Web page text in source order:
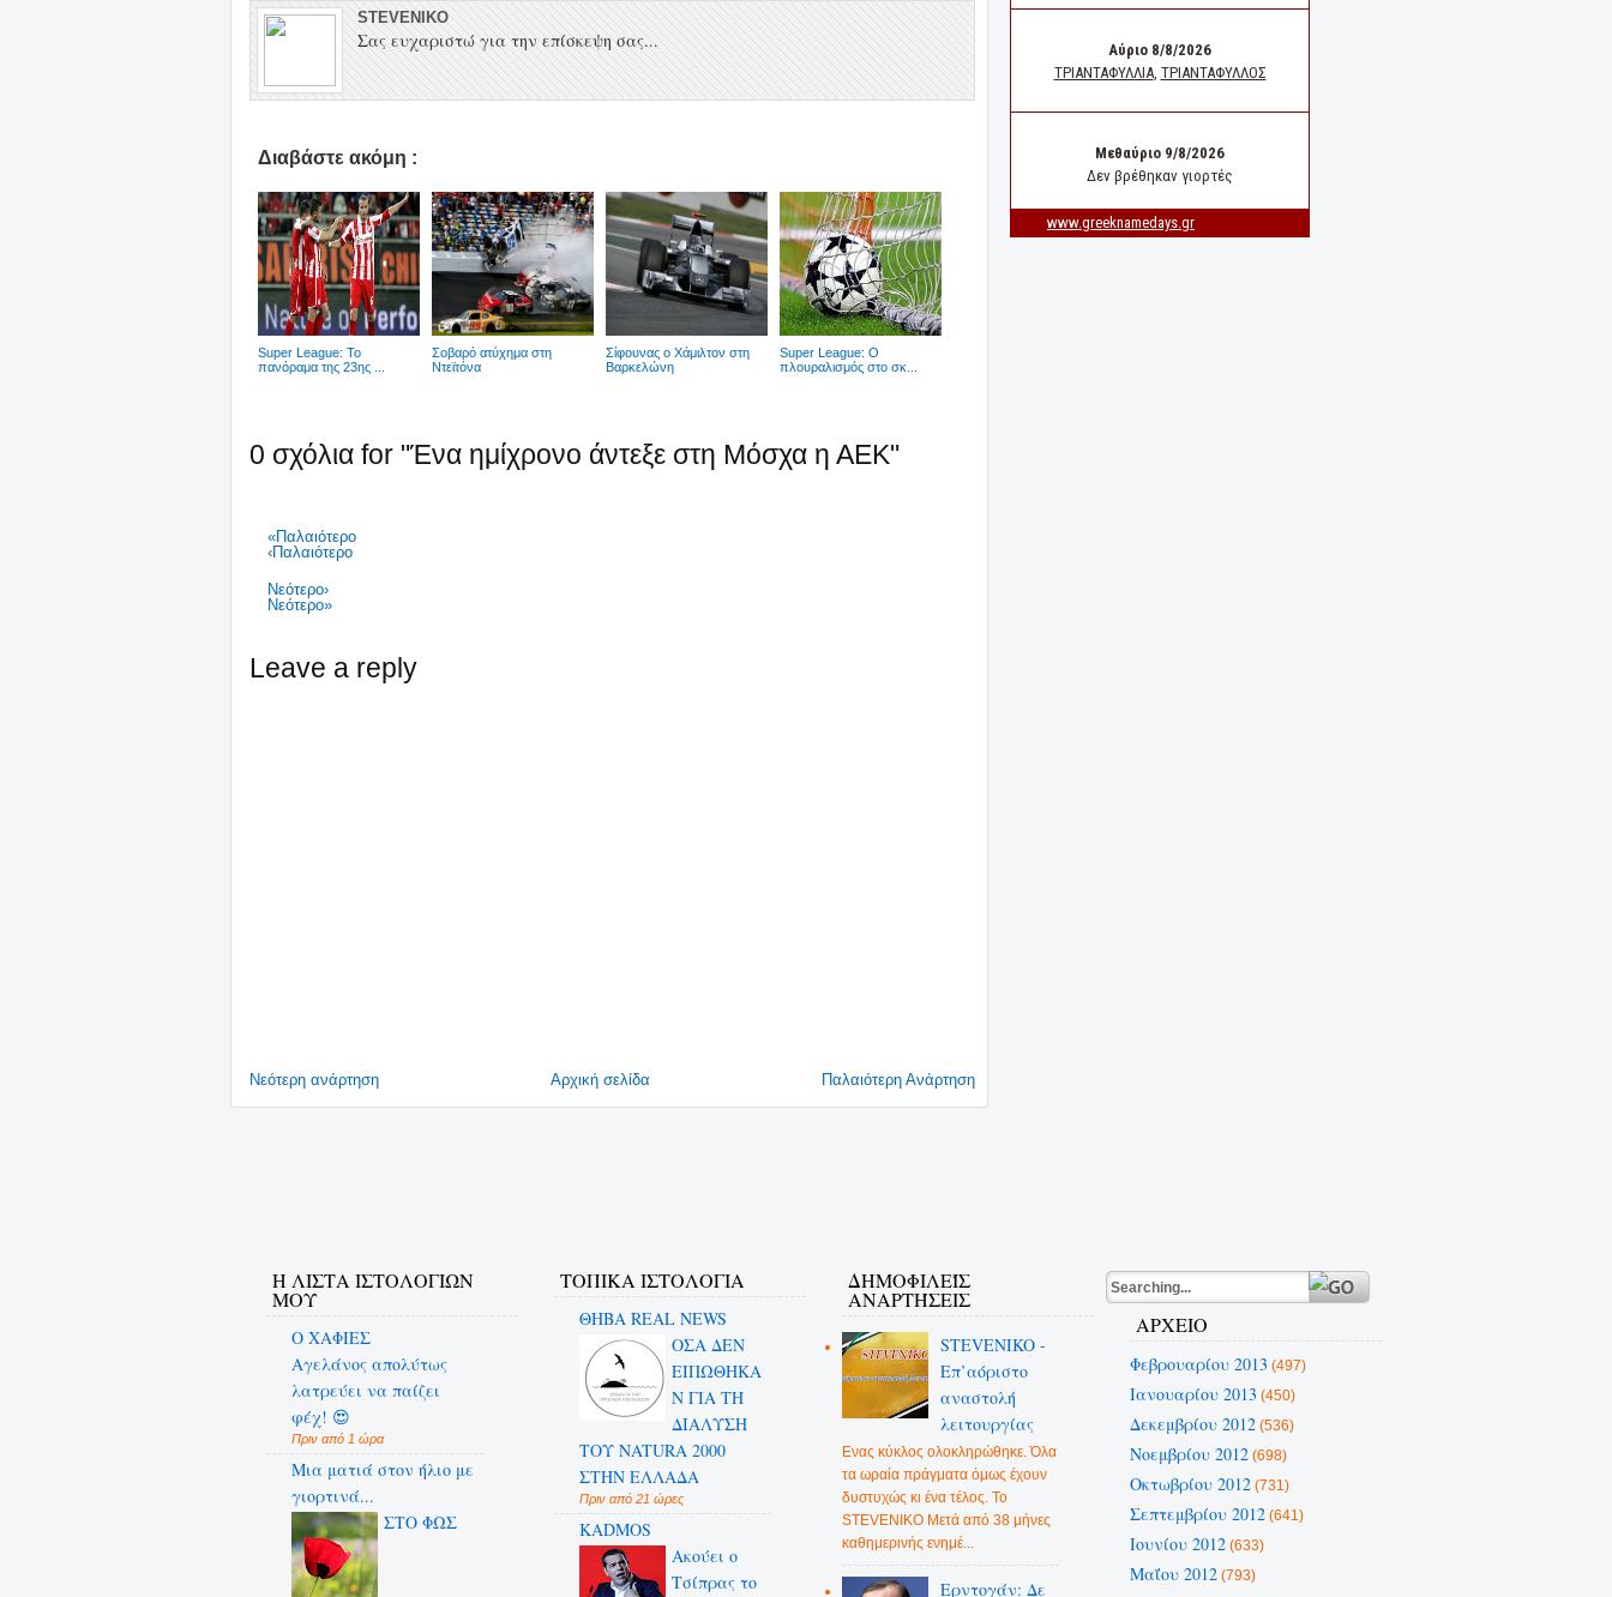
STEVENIKO
Σας ευχαριστώ για την επίσκεψη σας...
Διαβάστε ακόμη :
Super League: Το
πανόραμα της 23ης ...
Σοβαρό ατύχημα στη
Ντεϊτόνα
Σίφουνας ο Χάμιλτον στη
Βαρκελώνη
Super League: Ο
πλουραλισμός στο σκ...
0 σχόλια for "Ένα ημίχρονο άντεξε στη Μόσχα η ΑΕΚ"
«Παλαιότερο
‹Παλαιότερο
Νεότερο›
Νεότερο»
Leave a reply
Νεότερη ανάρτηση Παλαιότερη Ανάρτηση
Αρχική σελίδα
Η ΛΙΣΤΑ ΙΣΤΟΛΟΓΙΩΝ
ΜΟΥ
Ο ΧΑΦΙΕΣ
Αγελάνος απολύτως
λατρεύει να παίζει
φέχ! 😍
Πριν από 1 ώρα
Μια ματιά στον ήλιο με
γιορτινά...
ΣΤΟ ΦΩΣ
ΤΟΠΙΚΑ ΙΣΤΟΛΟΓΙΑ
ΘΗΒΑ REAL NEWS
ΟΣΑ ΔΕN
ΕΙΠΩΘΗΚΑ
Ν ΓΙΑ ΤΗ
ΔΙΑΛΥΣΗ
ΤΟΥ NATURA 2000
ΣΤΗΝ ΕΛΛΑΔΑ
Πριν από 21 ώρες
KADMOS
Ακούει ο
Τσίπρας το
ΔΗΜΟΦΙΛΕΊΣ
ΑΝΑΡΤΉΣΕΙΣ
STEVENIKO -
Επ’αόριστο
αναστολή
λειτουργίας
Ενας κύκλος ολοκληρώθηκε. Όλα
τα ωραία πράγματα όμως έχουν
δυστυχώς κι ένα τέλος. Το
STEVENIKO Μετά από 38 μήνες
καθημερινής ενημέ...
Ερντογάν: Δε
ΑΡΧΕΙΟ
Φεβρουαρίου 2013 (497)
Ιανουαρίου 2013 (450)
Δεκεμβρίου 2012(536)
Νοεμβρίου 2012(698)
Οκτωβρίου 2012(731)
Σεπτεμβρίου 2012(641)
Ιουνίου 2012(633)
Μαΐου 2012(793)